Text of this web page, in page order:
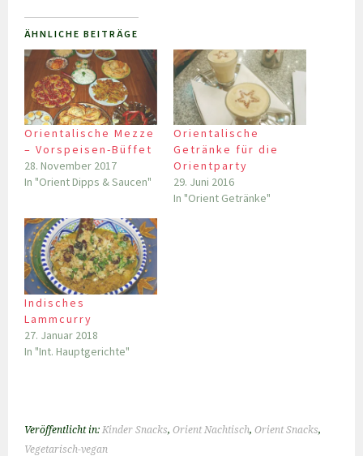
ÄHNLICHE BEITRÄGE
Orientalische Mezze
– Vorspeisen-Büffet
28. November 2017
In "Orient Dipps & Saucen"
Orientalische
Getränke für die
Orientparty
29. Juni 2016
In "Orient Getränke"
Indisches
Lammcurry
27. Januar 2018
In "Int. Hauptgerichte"
Veröffentlicht in:Kinder Snacks,Orient Nachtisch,Orient Snacks,
Vegetarisch-vegan